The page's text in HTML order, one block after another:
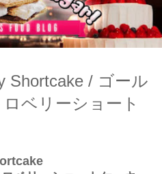
Shortcake / ゴール
ベリーショート